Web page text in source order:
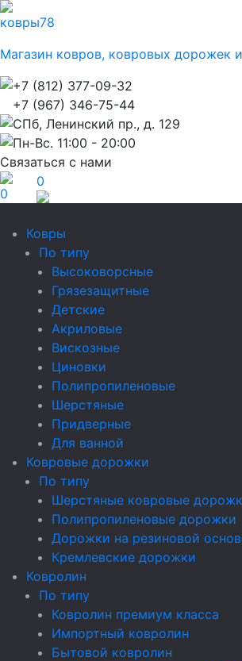
ковры78
Магазин ковров, ковровых дорожек
+7 (812) 377-09-32
+7 (967) 346-75-44
СПб, Ленинский пр., д. 129
Пн-Вс. 11:00 - 20:00
Связаться с нами
0
0
Ковры
По типу
Высоковорсные
Грязезащитные
Детские
Акриловые
Вискозные
Циновки
Полипропиленовые
Шерстяные
Придверные
Для ванной
Ковровые дорожки
По типу
Шерстяные ковровые
Полипропиленовые дорожки
Дорожки на резиновой
Кремлевские дорожки
Ковролин
По типу
Ковролин премиум класса
Импортный ковролин
Бытовой ковролин